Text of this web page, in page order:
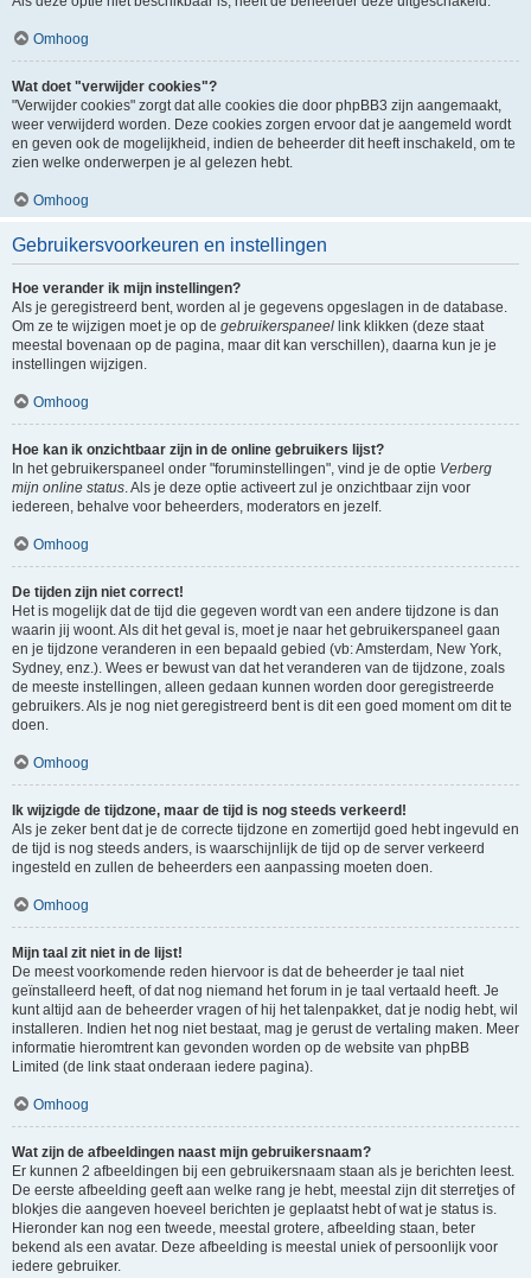
Omhoog
Wat doet "verwijder cookies"?
"Verwijder cookies" zorgt dat alle cookies die door phpBB3 zijn aangemaakt,
weer verwijderd worden. Deze cookies zorgen ervoor dat je aangemeld wordt
en geven ook de mogelijkheid, indien de beheerder dit heeft inschakeld, om te
zien welke onderwerpen je al gelezen hebt.
Omhoog
Gebruikersvoorkeuren en instellingen
Hoe verander ik mijn instellingen?
Als je geregistreerd bent, worden al je gegevens opgeslagen in de database.
Om ze te wijzigen moet je op de gebruikerspaneel link klikken (deze staat
meestal bovenaan op de pagina, maar dit kan verschillen), daarna kun je je
instellingen wijzigen.
Omhoog
Hoe kan ik onzichtbaar zijn in de online gebruikers lijst?
In het gebruikerspaneel onder "foruminstellingen", vind je de optie Verberg
mijn online status. Als je deze optie activeert zul je onzichtbaar zijn voor
iedereen, behalve voor beheerders, moderators en jezelf.
Omhoog
De tijden zijn niet correct!
Het is mogelijk dat de tijd die gegeven wordt van een andere tijdzone is dan
waarin jij woont. Als dit het geval is, moet je naar het gebruikerspaneel gaan
en je tijdzone veranderen in een bepaald gebied (vb: Amsterdam, New York,
Sydney, enz.). Wees er bewust van dat het veranderen van de tijdzone, zoals
de meeste instellingen, alleen gedaan kunnen worden door geregistreerde
gebruikers. Als je nog niet geregistreerd bent is dit een goed moment om dit te
doen.
Omhoog
Ik wijzigde de tijdzone, maar de tijd is nog steeds verkeerd!
Als je zeker bent dat je de correcte tijdzone en zomertijd goed hebt ingevuld en
de tijd is nog steeds anders, is waarschijnlijk de tijd op de server verkeerd
ingesteld en zullen de beheerders een aanpassing moeten doen.
Omhoog
Mijn taal zit niet in de lijst!
De meest voorkomende reden hiervoor is dat de beheerder je taal niet
geïnstalleerd heeft, of dat nog niemand het forum in je taal vertaald heeft. Je
kunt altijd aan de beheerder vragen of hij het talenpakket, dat je nodig hebt, wil
installeren. Indien het nog niet bestaat, mag je gerust de vertaling maken. Meer
informatie hieromtrent kan gevonden worden op de website van phpBB
Limited (de link staat onderaan iedere pagina).
Omhoog
Wat zijn de afbeeldingen naast mijn gebruikersnaam?
Er kunnen 2 afbeeldingen bij een gebruikersnaam staan als je berichten leest.
De eerste afbeelding geeft aan welke rang je hebt, meestal zijn dit sterretjes of
blokjes die aangeven hoeveel berichten je geplaatst hebt of wat je status is.
Hieronder kan nog een tweede, meestal grotere, afbeelding staan, beter
bekend als een avatar. Deze afbeelding is meestal uniek of persoonlijk voor
iedere gebruiker.